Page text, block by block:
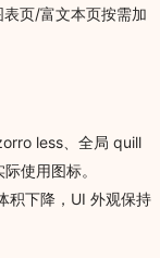
页/富文本页按需加
less、全局 quill
使用图标。
积下降，UI 外观保持